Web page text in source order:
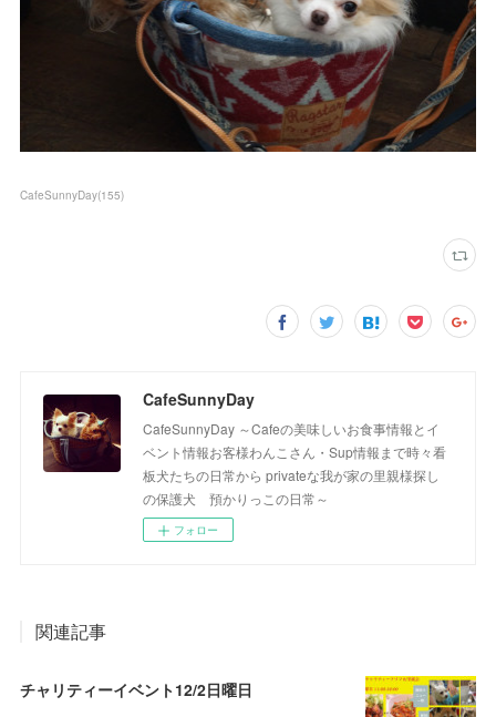
CafeSunnyDay(155)
CafeSunnyDay
CafeSunnyDay ～Cafeの美味しいお食事情報とイ
ベント情報お客様わんこさん・Sup情報まで時々看
板犬たちの日常から privateな我が家の里親様探し
の保護犬 預かりっこの日常～
フォロー
関連記事
チャリティーイベント12/2日曜日